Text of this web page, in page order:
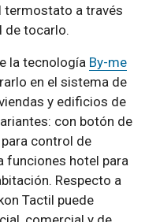
termostato a través
de tocarlo.
la tecnología By-me
en el sistema de
y edificios de
con botón de
control de
funciones hotel para
Respecto a
Tactil puede